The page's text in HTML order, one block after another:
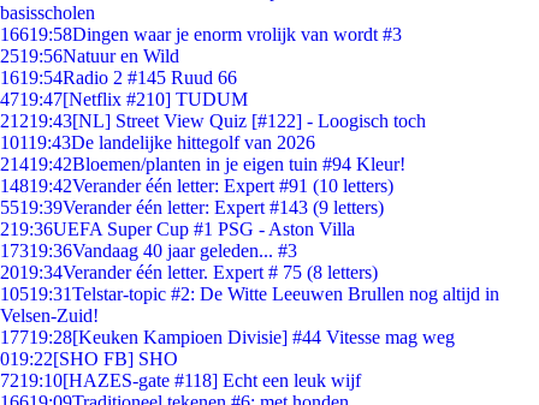
basisscholen
16619:58Dingen waar je enorm vrolijk van wordt #3
2519:56Natuur en Wild
1619:54Radio 2 #145 Ruud 66
4719:47[Netflix #210] TUDUM
21219:43[NL] Street View Quiz [#122] - Loogisch toch
10119:43De landelijke hittegolf van 2026
21419:42Bloemen/planten in je eigen tuin #94 Kleur!
14819:42Verander één letter: Expert #91 (10 letters)
5519:39Verander één letter: Expert #143 (9 letters)
219:36UEFA Super Cup #1 PSG - Aston Villa
17319:36Vandaag 40 jaar geleden... #3
2019:34Verander één letter. Expert # 75 (8 letters)
10519:31Telstar-topic #2: De Witte Leeuwen Brullen nog altijd in
Velsen-Zuid!
17719:28[Keuken Kampioen Divisie] #44 Vitesse mag weg
019:22[SHO FB] SHO
7219:10[HAZES-gate #118] Echt een leuk wijf